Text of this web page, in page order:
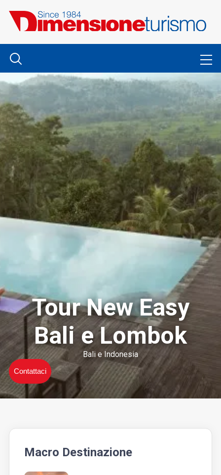
Tour New Easy
Bali e Lombok
Bali e Indonesia
Contattaci
Macro Destinazione